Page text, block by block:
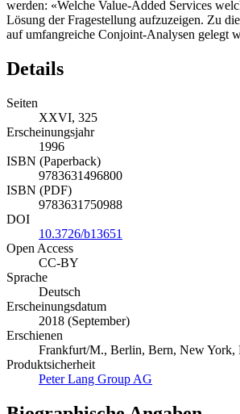
werden: «Welche Value-Added Services
Lösung der Fragestellung aufzuzeigen. Zu
auf umfangreiche Conjoint-Analysen gelegt
Details
Seiten
XXVI, 325
Erscheinungsjahr
1996
ISBN (Paperback)
9783631496800
ISBN (PDF)
9783631750988
DOI
10.3726/b13651
Open Access
CC-BY
Sprache
Deutsch
Erscheinungsdatum
2018 (September)
Erschienen
Frankfurt/M., Berlin, Bern, New York,
Produktsicherheit
Peter Lang Group AG